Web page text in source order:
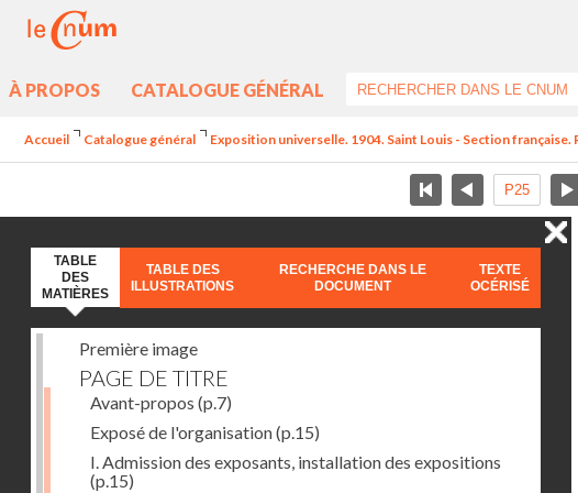
À PROPOS CATALOGUE GÉNÉRAL
Accueil Catalogue général Exposition universelle. 1904. Saint Louis - Section française.
TABLE
DES
MATIÈRES
TABLE DES
ILLUSTRATIONS
RECHERCHE DANS LE
DOCUMENT
TEXTE
OCÉRISÉ
Première image
PAGE DE TITRE
Avant-propos (p.7)
Exposé de l'organisation(p.15)
I. Admission des exposants, installation des expositions
(p.15)